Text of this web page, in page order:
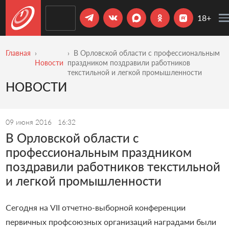
18+
Главная
Новости
В Орловской области с профессиональным
праздником поздравили работников
текстильной и легкой промышленности
НОВОСТИ
09 июня 2016 16:32
В Орловской области с
профессиональным праздником
поздравили работников текстильной
и легкой промышленности
Сегодня на VII отчетно-выборной конференции
первичных профсоюзных организаций наградами были